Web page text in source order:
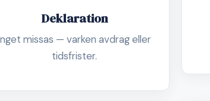
Deklaration
missas — varken avdrag eller
tidsfrister.